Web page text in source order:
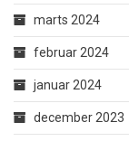
marts 2024
februar 2024
januar 2024
december 2023